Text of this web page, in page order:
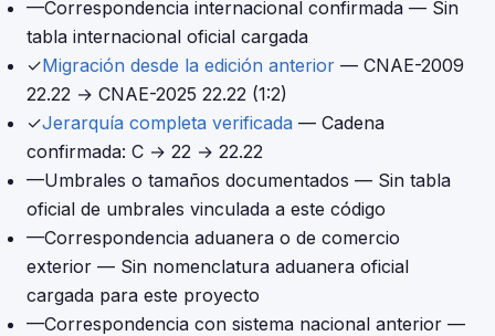
—Correspondencia internacional confirmada — Sin
tabla internacional oficial cargada
✓Migración desde la edición anterior — CNAE-2009
22.22 → CNAE-2025 22.22 (1:2)
✓Jerarquía completa verificada — Cadena
confirmada: C → 22 → 22.22
—Umbrales o tamaños documentados — Sin tabla
oficial de umbrales vinculada a este código
—Correspondencia aduanera o de comercio
exterior — Sin nomenclatura aduanera oficial
cargada para este proyecto
—Correspondencia con sistema nacional anterior —